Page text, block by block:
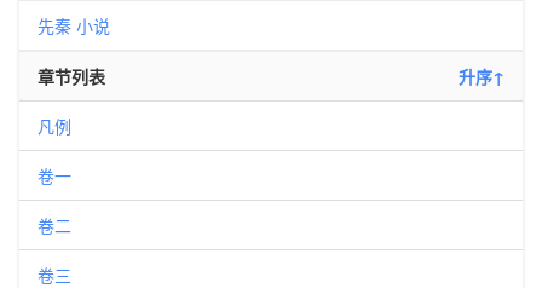
先秦 小说
章节列表 升序↑
凡例
卷一
卷二
卷三